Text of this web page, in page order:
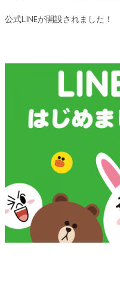
公式LINEが開設されました！